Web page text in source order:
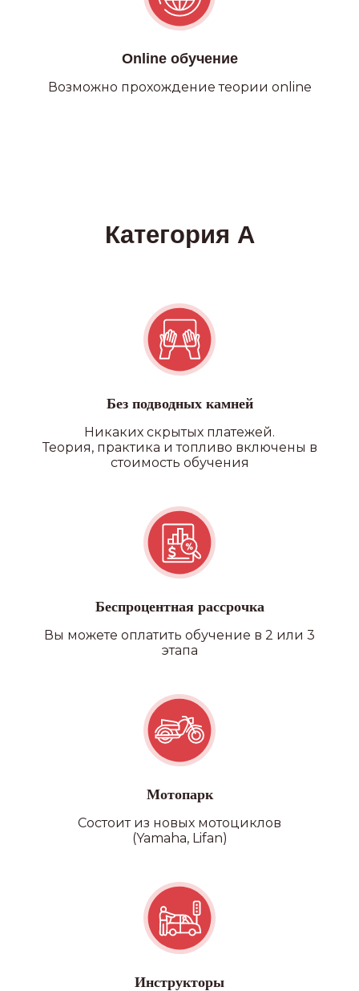
Online обучение
Возможно прохождение теории online
Без подводных камней
Никаких скрытых платежей.
Теория, практика и топливо включены в
стоимость обучения
Беспроцентная рассрочка
Вы можете оплатить обучение в 2 или 3
этапа
Мотопарк
Состоит из новых мотоциклов
(Yamaha, Lifan)
Инструкторы
Категория D